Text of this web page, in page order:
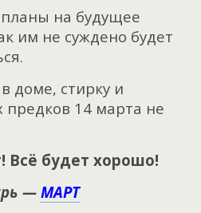
на будущее
им не суждено будет
доме, стирку и
предков 14 марта не
Всё будет хорошо!
— МАРТ